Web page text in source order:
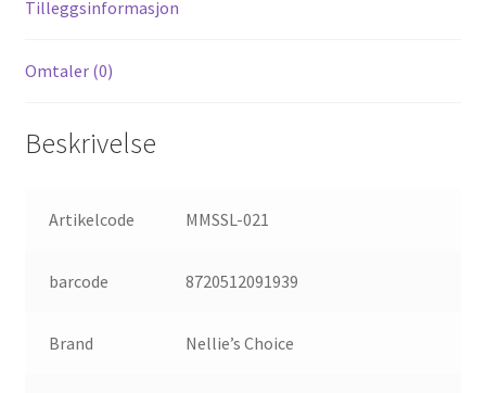
Tilleggsinformasjon
Omtaler (0)
Beskrivelse
Artikelcode MMSSL-021
barcode 8720512091939
Brand Nellie’s Choice